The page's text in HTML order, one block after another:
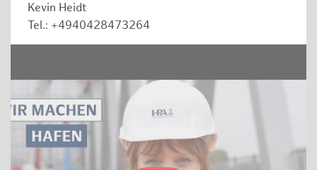
Kevin Heidt
Tel.: +4940428473264